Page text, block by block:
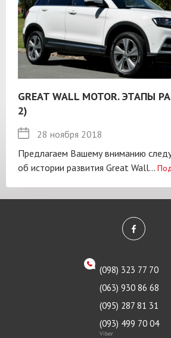
GREAT WALL MOTOR. ЭТАПЫ
2)
28 ноября 2018
Предлагаем Вашему вниманию
об истории развития Great Wall...
(098) 323 77 70
(063) 930 86 68
(095) 287 81 31
(093) 499 70 04
Viber